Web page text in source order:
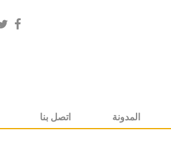
المدونة اتصل بنا